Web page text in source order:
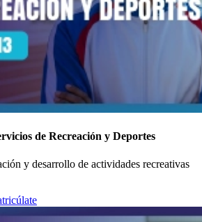
de Recreación y Deportes
y desarrollo de actividades recreativas